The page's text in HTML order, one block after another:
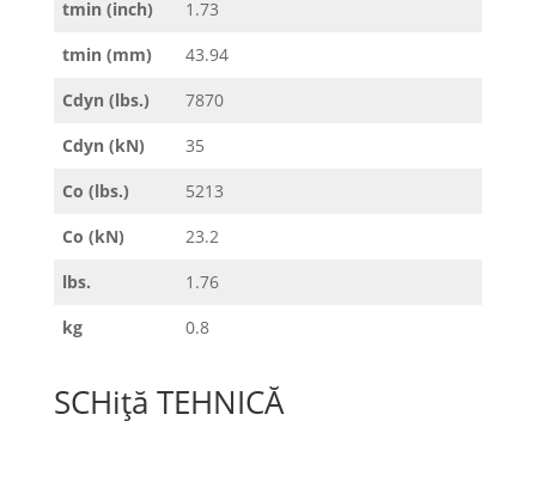
tmin (inch)
1.73
tmin (mm)
43.94
Cdyn (lbs.)
7870
Cdyn (kN)
35
Co (lbs.)
5213
Co (kN)
23.2
lbs.
1.76
kg
0.8
SCHiță TEHNICĂ